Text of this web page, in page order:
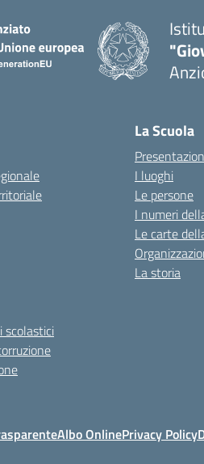
scolastici
La Scuola
I luoghi
Le persone
I numeri
Le carte
La storia
Albo OnlinePrivacy Policy